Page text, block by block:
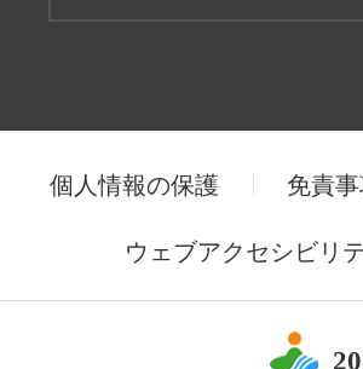
個人情報の保護 免責
ウェブアクセシビリ